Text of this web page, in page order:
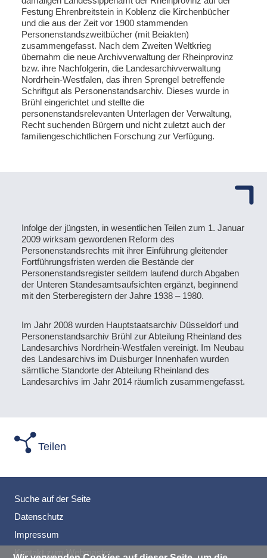
Festung Ehrenbreitstein in Koblenz die Kirchenbücher
und die aus der Zeit vor 1900 stammenden
Personenstandszweitbücher (mit Beiakten)
zusammengefasst. Nach dem Zweiten Weltkrieg
übernahm die neue Archivverwaltung der Rheinprovinz
bzw. ihre Nachfolgerin, die Landesarchivverwaltung
Nordrhein-Westfalen, das ihren Sprengel betreffende
Schriftgut als Personenstandsarchiv. Dieses wurde in
Brühl eingerichtet und stellte die
personenstandsrelevanten Unterlagen der Verwaltung,
Recht suchenden Bürgern und nicht zuletzt auch der
familiengeschichtlichen Forschung zur Verfügung.
Infolge der jüngsten, in wesentlichen Teilen zum 1. Januar
2009 wirksam gewordenen Reform des
Personenstandsrechts mit ihrer Einführung gleitender
Fortführungsfristen werden die Bestände der
Personenstandsregister seitdem laufend durch Abgaben
der Unteren Standesamtsaufsichten ergänzt, beginnend
mit den Sterberegistern der Jahre 1938 – 1980.
Im Jahr 2008 wurden Hauptstaatsarchiv Düsseldorf und
Personenstandsarchiv Brühl zur Abteilung Rheinland des
Landesarchivs Nordrhein-Westfalen vereinigt. Im Neubau
des Landesarchivs im Duisburger Innenhafen wurden
sämtliche Standorte der Abteilung Rheinland des
Landesarchivs im Jahr 2014 räumlich zusammengefasst.
Teilen
Suche auf der Seite
Datenschutz
Impressum
Kontakt zum Webmaster